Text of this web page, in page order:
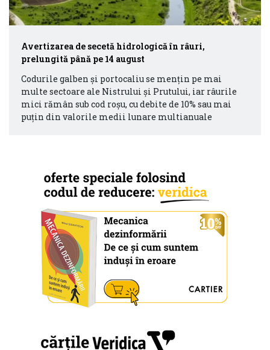
Avertizarea de secetă hidrologică în râuri,
prelungită până pe 14 august
Codurile galben și portocaliu se mențin pe mai
multe sectoare ale Nistrului și Prutului, iar râurile
mici rămân sub cod roșu, cu debite de 10% sau mai
puțin din valorile medii lunare multianuale